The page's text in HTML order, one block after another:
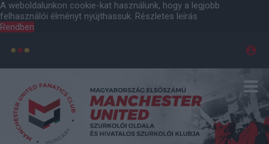
A weboldalunkon cookie-kat használunk, hogy a legjobb
felhasználói élményt nyújthassuk. Részletes leírás
Rendben